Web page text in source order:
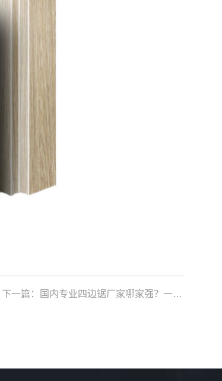
下一篇： 国内专业四边锯厂家哪家强？一文带你探寻优质之选